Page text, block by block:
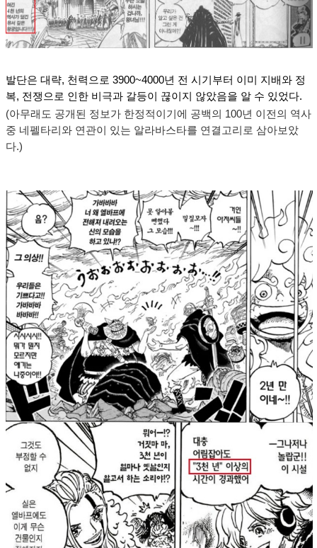
발단은 대략, 천력으로 3900~4000년 전 시기부터 이미 지배와 정
복, 전쟁으로 인한 비극과 갈등이 끊이지 않았음을 알 수 있었다.
(아무래도 공개된 정보가 한정적이기에 공백의 100년 이전의 역사
중 네펠타리와 연관이 있는 알라바스타를 연결고리로 삼아보았
다.)